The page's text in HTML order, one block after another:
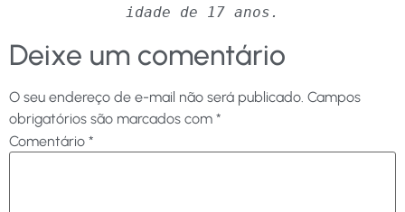
idade de 17 anos.
Deixe um comentário
O seu endereço de e-mail não será publicado. Campos
obrigatórios são marcados com *
Comentário *